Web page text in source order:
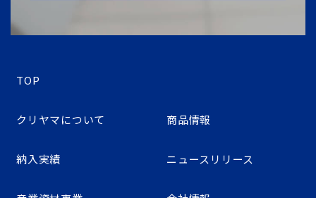
TOP
クリヤマについて 商品情報
納入実績 ニュースリリース